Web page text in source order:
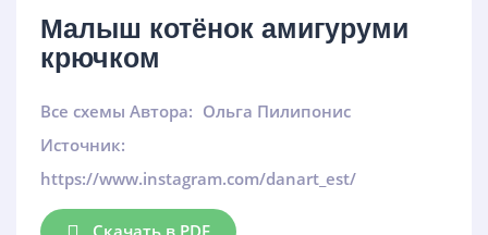
Малыш котёнок амигуруми
крючком
Все схемы Автора: Ольга Пилипонис
Источник:
https://www.instagram.com/danart_est/
Скачать в PDF